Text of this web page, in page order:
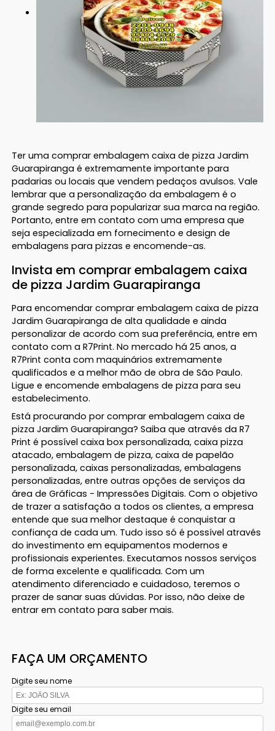
Ter uma comprar embalagem caixa de pizza Jardim
Guarapiranga é extremamente importante para
padarias ou locais que vendem pedaços avulsos. Vale
lembrar que a personalização da embalagem é o
grande segredo para popularizar sua marca na região.
Portanto, entre em contato com uma empresa que
seja especializada em fornecimento e design de
embalagens para pizzas e encomende-as.
Invista em comprar embalagem caixa
de pizza Jardim Guarapiranga
Para encomendar comprar embalagem caixa de pizza
Jardim Guarapiranga de alta qualidade e ainda
personalizar de acordo com sua preferência, entre em
contato com a R7Print. No mercado há 25 anos, a
R7Print conta com maquinários extremamente
qualificados e a melhor mão de obra de São Paulo.
Ligue e encomende embalagens de pizza para seu
estabelecimento.
Está procurando por comprar embalagem caixa de
pizza Jardim Guarapiranga? Saiba que através da R7
Print é possível caixa box personalizada, caixa pizza
atacado, embalagem de pizza, caixa de papelão
personalizada, caixas personalizadas, embalagens
personalizadas, entre outras opções de serviços da
área de Gráficas - Impressões Digitais. Com o objetivo
de trazer a satisfação a todos os clientes, a empresa
entende que sua melhor destaque é conquistar a
confiança de cada um. Tudo isso só é possível através
do investimento em equipamentos modernos e
profissionais experientes. Executamos nossos serviços
de forma excelente e qualificada. Com um
atendimento diferenciado e cuidadoso, teremos o
prazer de sanar suas dúvidas. Por isso, não deixe de
entrar em contato para saber mais.
FAÇA UM ORÇAMENTO
Digite seu nome
Digite seu email